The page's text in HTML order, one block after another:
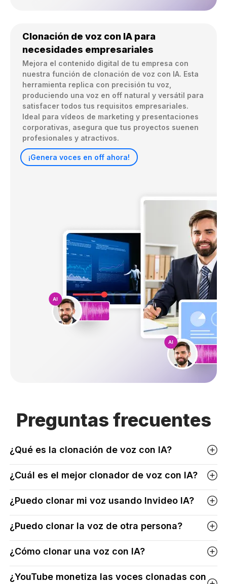
Clonación de voz con IA para
necesidades empresariales
Mejora el contenido digital de tu empresa con
nuestra función de clonación de voz con IA. Esta
herramienta replica con precisión tu voz,
produciendo una voz en off natural y versátil para
satisfacer todos tus requisitos empresariales.
Ideal para vídeos de marketing y presentaciones
corporativas, asegura que tus proyectos suenen
profesionales y atractivos.
¡Genera voces en off ahora!
Preguntas frecuentes
¿Qué es la clonación de voz con IA?
¿Cuál es el mejor clonador de voz con IA?
¿Puedo clonar mi voz usando Invideo IA?
¿Puedo clonar la voz de otra persona?
¿Cómo clonar una voz con IA?
¿YouTube monetiza las voces clonadas con